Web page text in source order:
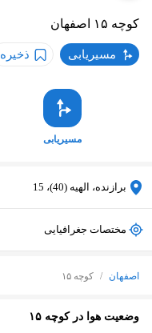
کوچه ۱۵ اصفهان
مسیریابی ذخیره
مسیریابی
برازنده، الهیه (40)، 15
مختصات جغرافیایی
اصفهان / کوچه ۱۵
وضعیت هوا درکوچه ۱۵